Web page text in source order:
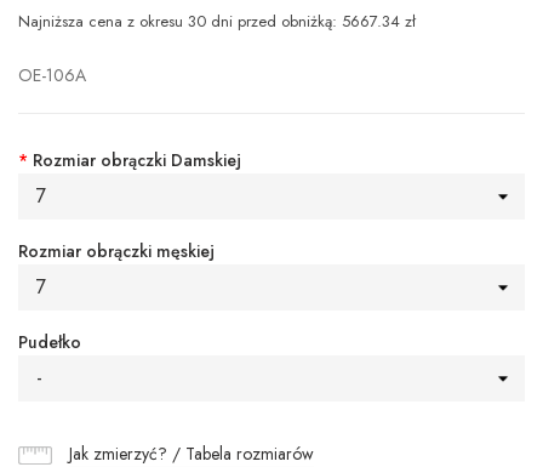
Najniższa cena z okresu 30 dni przed obniżką: 5667.34 zł
OE-106A
* Rozmiar obrączki Damskiej
7
Rozmiar obrączki męskiej
7
Pudełko
-
Jak zmierzyć? / Tabela rozmiarów